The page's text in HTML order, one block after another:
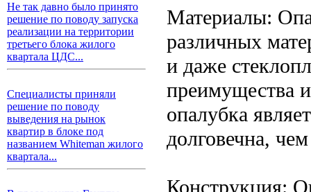
Не так давно было принято
решение по поводу запуска
реализации на территории
третьего блока жилого
квартала ЦДС...
Специалисты приняли
решение по поводу
выведения на рынок
квартир в блоке под
названием Whiteman жилого
квартала...
Материалы:
различных
и даже
преимущества
опалубка
долговечна,
Конструкция: